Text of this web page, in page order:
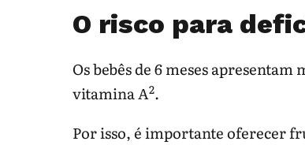
O risco para
Os bebês de 6 meses
vitamina A2.
Por isso, é importante oferecer